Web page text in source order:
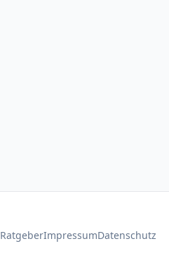
RatgeberImpressumDatenschutz